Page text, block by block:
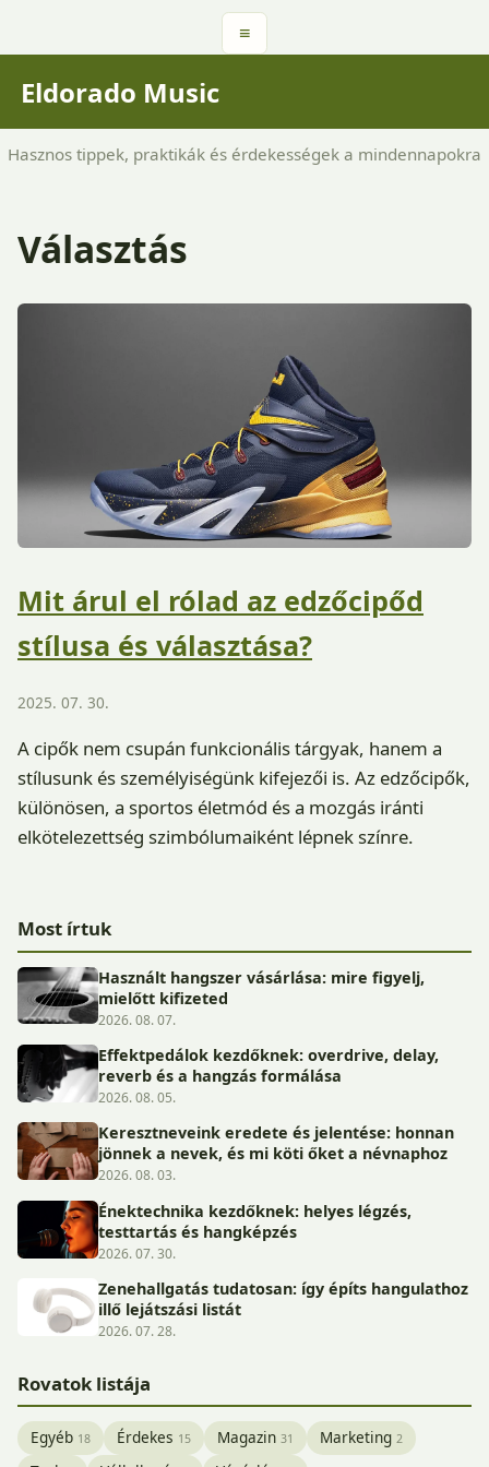
≡
Eldorado Music
Hasznos tippek, praktikák és érdekességek a mindennapokra
Választás
Mit árul el rólad az edzőcipőd
stílusa és választása?
2025. 07. 30.
A cipők nem csupán funkcionális tárgyak, hanem a
stílusunk és személyiségünk kifejezői is. Az edzőcipők,
különösen, a sportos életmód és a mozgás iránti
elkötelezettség szimbólumaiként lépnek színre.
Most írtuk
Használt hangszer vásárlása: mire figyelj,
mielőtt kifizeted
2026. 08. 07.
Effektpedálok kezdőknek: overdrive, delay,
reverb és a hangzás formálása
2026. 08. 05.
Keresztneveink eredete és jelentése: honnan
jönnek a nevek, és mi köti őket a névnaphoz
2026. 08. 03.
Énektechnika kezdőknek: helyes légzés,
testtartás és hangképzés
2026. 07. 30.
Zenehallgatás tudatosan: így építs hangulathoz
illő lejátszási listát
2026. 07. 28.
Rovatok listája
Egyéb 18 Érdekes 15 Magazin 31 Marketing 2